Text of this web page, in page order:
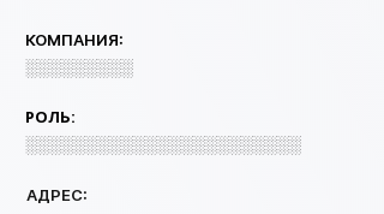
КОМПАНИЯ:
░░░░░░░░░
РОЛЬ:
░░░░░░░░░░░░░░░░░░░░░░░
АДРЕС: